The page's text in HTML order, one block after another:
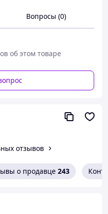
Вопросы (0)
об этом товаре
отзывов
о продавце 243